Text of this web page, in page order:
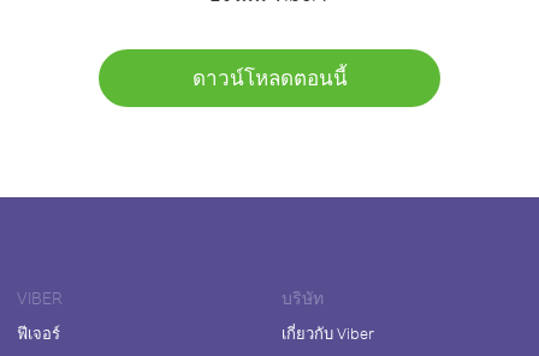
ดาวน์โหลดตอนนี้
VIBER
ฟีเจอร์
บริษัท
เกี่ยวกับ Viber